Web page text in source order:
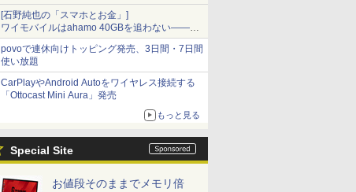
[石野純也の「スマホとお金」]
ワイモバイルはahamo 40GBを追わない――単
身向け「超おトク割」の安さと1年限定の注意
点
povoで連休向けトッピング発売、3日間・7日間
使い放題
CarPlayやAndroid Autoをワイヤレス接続する
「Ottocast Mini Aura」発売
もっと見る
Special Site
お値段そのままでメモリ倍